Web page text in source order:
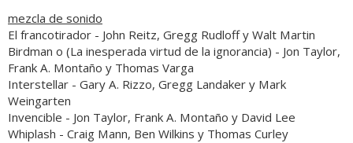
mezcla de sonido
El francotirador - John Reitz, Gregg Rudloff y Walt Martin
Birdman o (La inesperada virtud de la ignorancia) - Jon Taylor,
Frank A. Montaño y Thomas Varga
Interstellar - Gary A. Rizzo, Gregg Landaker y Mark
Weingarten
Invencible - Jon Taylor, Frank A. Montaño y David Lee
Whiplash - Craig Mann, Ben Wilkins y Thomas Curley